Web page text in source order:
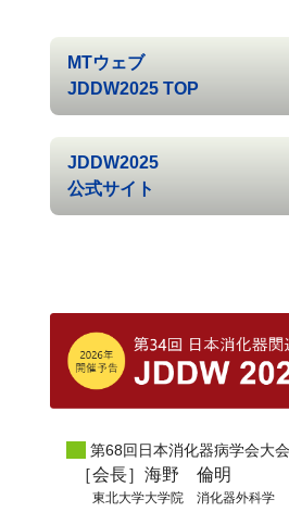
MTウェブ
JDDW2025 TOP
JDDW2025
公式サイト
第68回日本消化器病学会大会
［会長］海野 倫明
東北大学大学院 消化器外科学